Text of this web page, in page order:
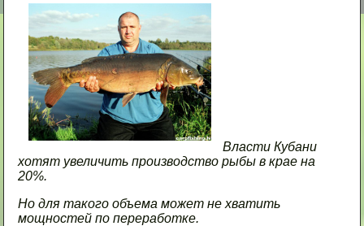
Власти Кубани
хотят увеличить производство рыбы в крае на
20%.
Но для такого объема может не хватить
мощностей по переработке.